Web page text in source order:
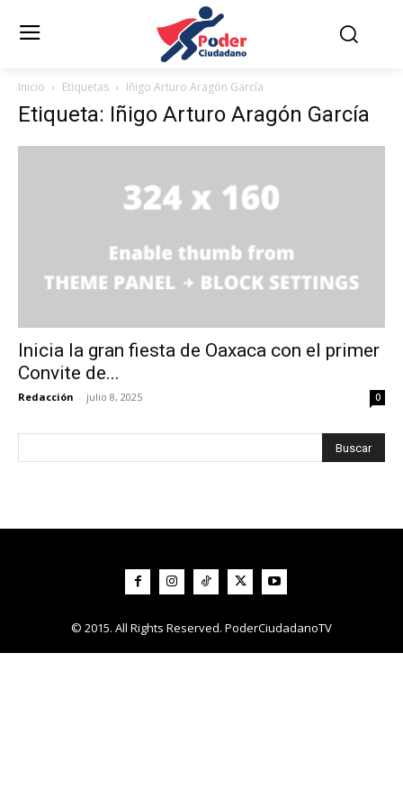
Inicio Etiquetas Iñigo Arturo Aragón García
Etiqueta: Iñigo Arturo Aragón García
Inicia la gran fiesta de Oaxaca con el primer
Convite de...
Redacción - julio 8, 2025 0
© 2015. All Rights Reserved. PoderCiudadanoTV